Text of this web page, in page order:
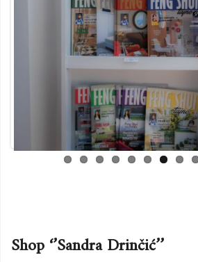
Shop ‘’Sandra Drinčić’’